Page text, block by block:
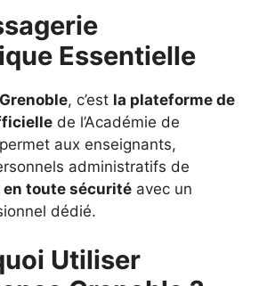
Essentielle
, c’est la plateforme de
de l’Académie de
aux enseignants,
administratifs de
toute sécurité avec un
dédié.
Utiliser